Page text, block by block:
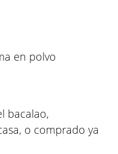
en polvo
bacalao,
o comprado ya